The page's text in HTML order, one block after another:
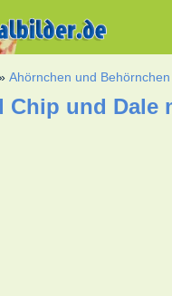
Ahörnchen und Behörnchen
Chip und Dale